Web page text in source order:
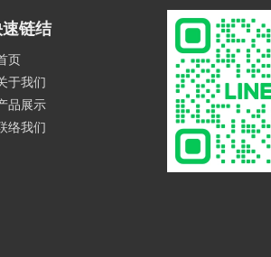
链结
页
于我们
品展示
络我们